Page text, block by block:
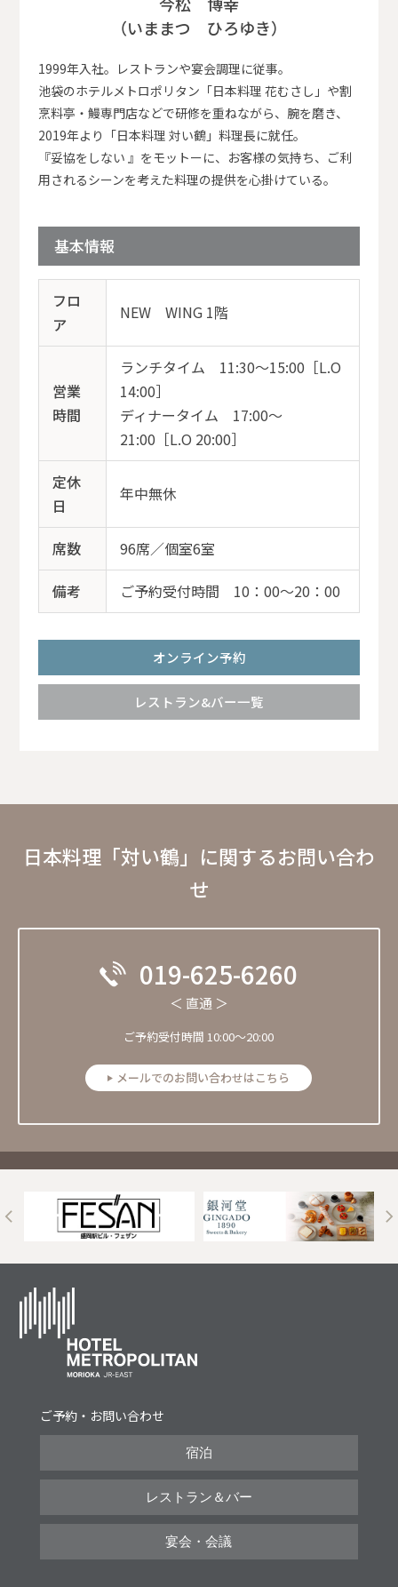
（いままつ ひろゆき）
1999年入社。レストランや宴会調理に従事。
池袋のホテルメトロポリタン「日本料理 花むさし」や割
烹料亭・鰻専門店などで研修を重ねながら、腕を磨き、
2019年より「日本料理 対い鶴」料理長に就任。
『妥協をしない 』をモットーに、お客様の気持ち、ご利
用されるシーンを考えた料理の提供を心掛けている。
基本情報
フロ
ア
NEW WING 1階
営業
時間
ランチタイム 11:30～15:00［L.O
14:00］
ディナータイム 17:00〜
21:00［L.O 20:00］
定休
日
年中無休
席数
96席／個室6室
備考
ご予約受付時間 10：00～20：00
オンライン予約
レストラン&バー一覧
日本料理「対い鶴」に関するお問い合わ
せ
019-625-6260
＜ 直通 ＞
ご予約受付時間 10:00～20:00
メールでのお問い合わせはこちら
ご予約・お問い合わせ
宿泊
レストラン＆バー
宴会・会議